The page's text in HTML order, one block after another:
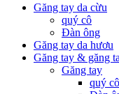
Găng tay da cừu
quý cô
Đàn ông
Găng tay da hươu
Găng tay & găng
Găng tay
quý cô